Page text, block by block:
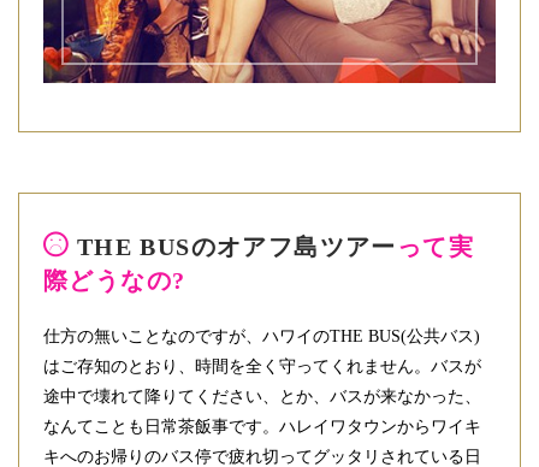
THE BUSのオアフ島ツアー って実
際どうなの?
仕方の無いことなのですが、ハワイのTHE BUS(公共バス)
はご存知のとおり、時間を全く守ってくれません。バスが
途中で壊れて降りてください、とか、バスが来なかった、
なんてことも日常茶飯事です。ハレイワタウンからワイキ
キへのお帰りのバス停で疲れ切ってグッタリされている日